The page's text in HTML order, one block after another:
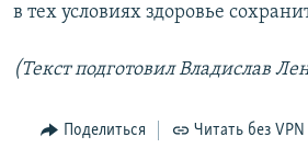
в тех условиях здоровье
(Текст подготовил Владислав
Поделиться Читать без VPN